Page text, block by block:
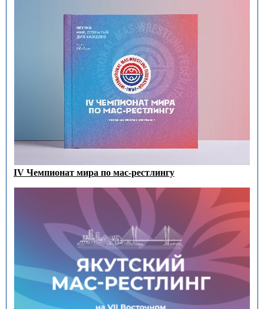
IV Чемпионат мира по мас-рестлингу